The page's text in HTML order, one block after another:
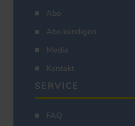
Abo
Abo kündigen
Media
Kontakt
SERVICE
FAQ